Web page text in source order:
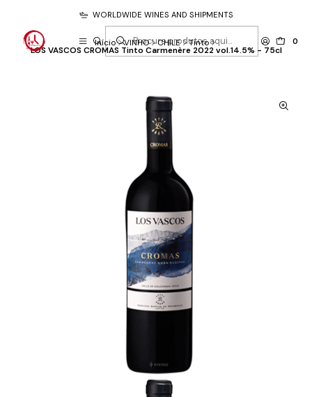
0
WORLDWIDE WINES AND SHIPMENTS
Início VINHO CHILE Tinto
LOS VASCOS CROMAS Tinto Carmenère 2022 vol.14.5% - 75cl